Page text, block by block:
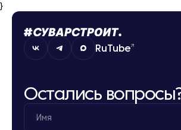
}
RuTube
Остались